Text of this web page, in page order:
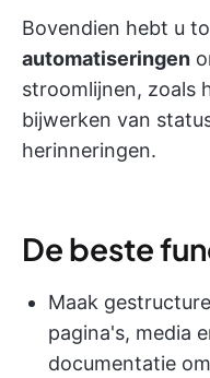
Bovendien hebt u
automatiseringen
stroomlijnen, zoals
bijwerken van
herinneringen.
De beste
Maak
pagina's, media
documentatie